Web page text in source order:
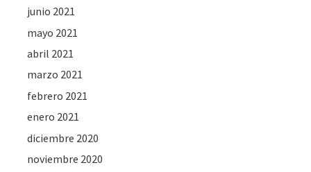
junio 2021
mayo 2021
abril 2021
marzo 2021
febrero 2021
enero 2021
diciembre 2020
noviembre 2020